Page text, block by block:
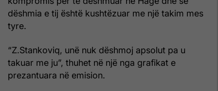
dëshmia e tij është kushtëzuar me një takim mes
tyre.
“Z.Stankoviq, unë nuk dëshmoj apsolut pa u
takuar me ju”, thuhet në një nga grafikat e
prezantuara në emision.